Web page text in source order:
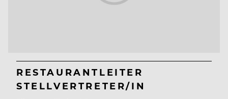
RESTAURANTLEITER
STELLVERTRETER/IN